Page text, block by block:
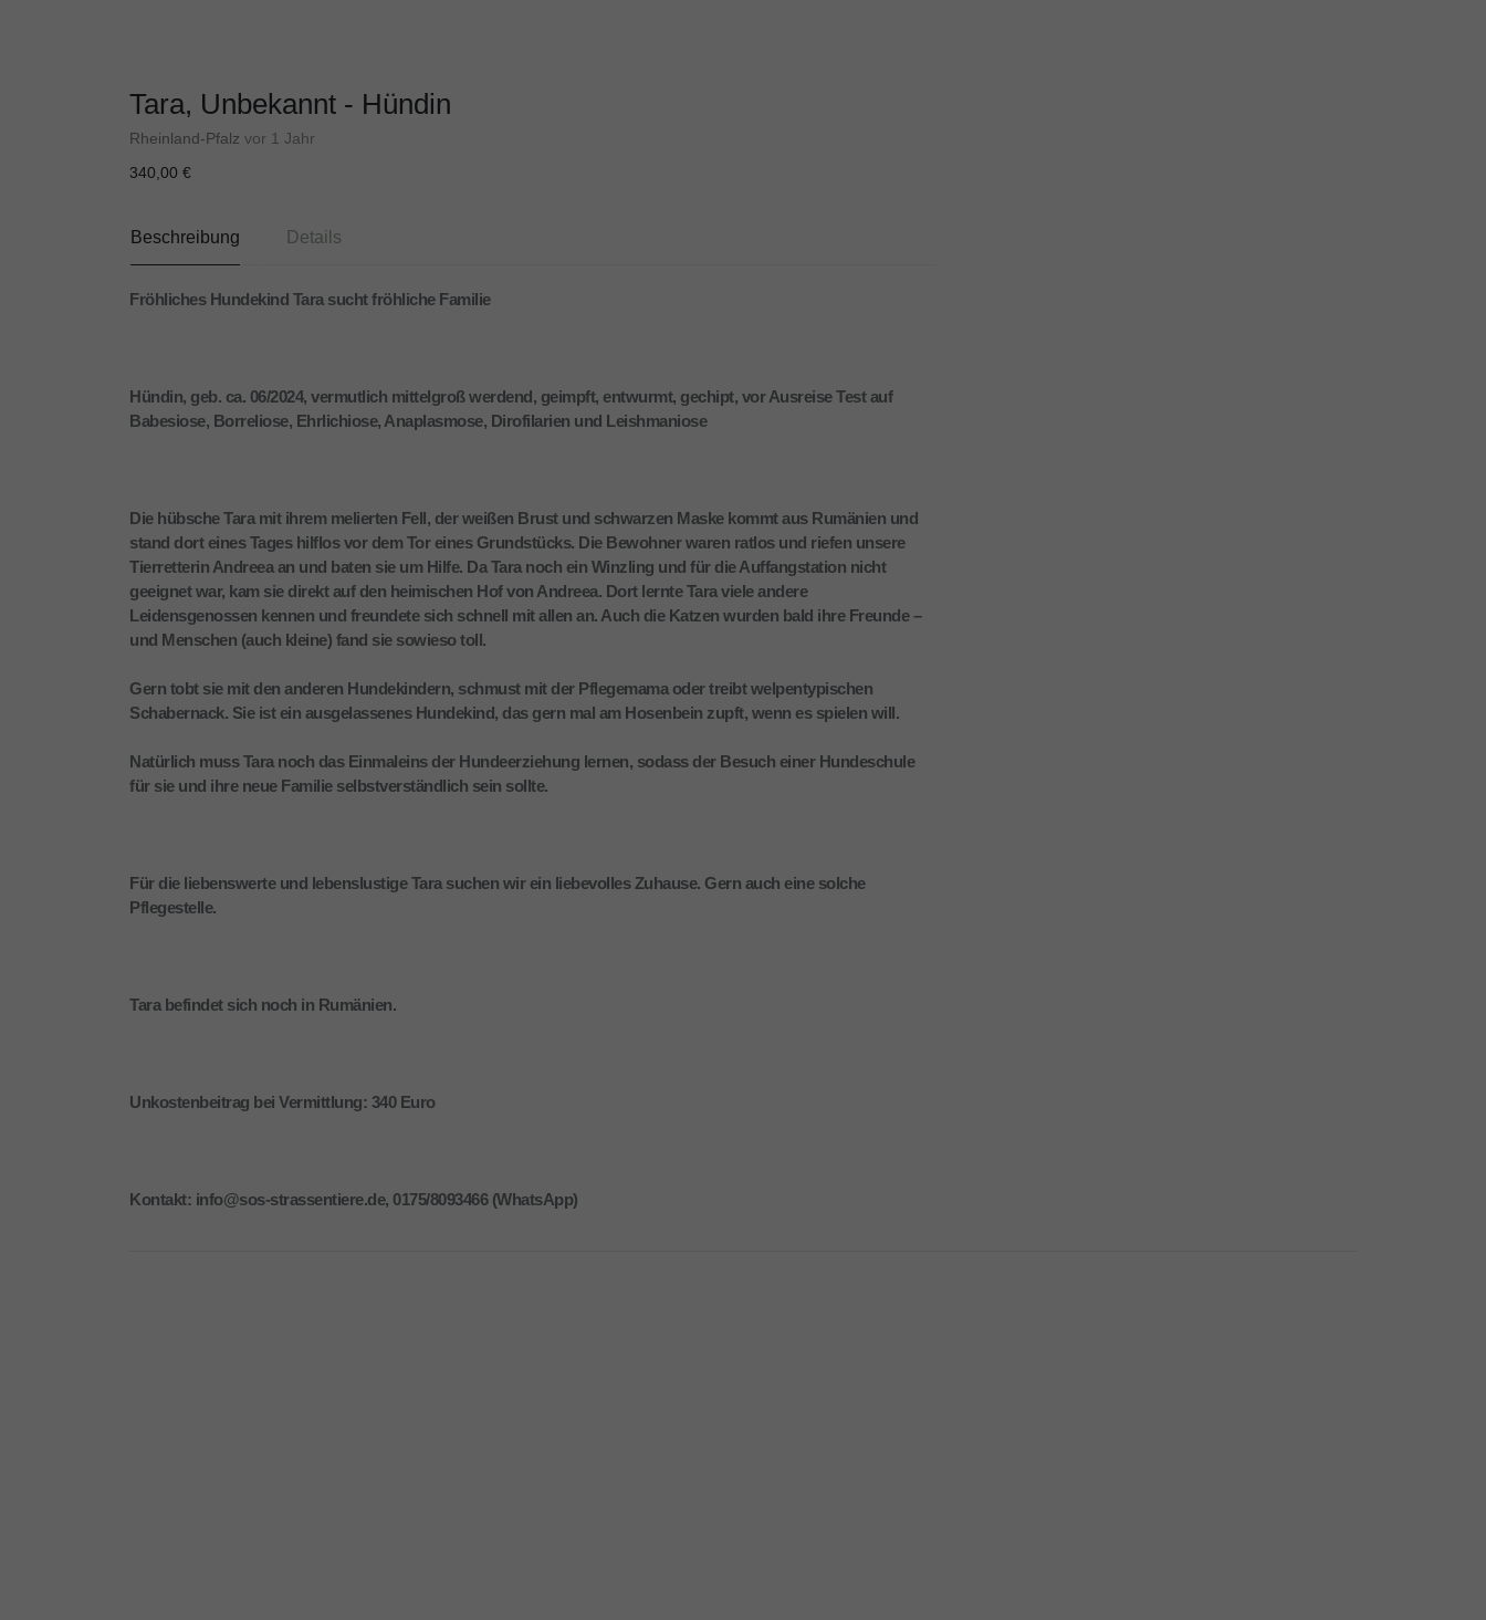
Tara, Unbekannt - Hündin
Rheinland-Pfalz vor 1 Jahr
340,00 €
Beschreibung Details
Fröhliches Hundekind Tara sucht fröhliche Familie
Hündin, geb. ca. 06/2024, vermutlich mittelgroß werdend, geimpft, entwurmt, gechipt, vor Ausreise Test auf
Babesiose, Borreliose, Ehrlichiose, Anaplasmose, Dirofilarien und Leishmaniose
Die hübsche Tara mit ihrem melierten Fell, der weißen Brust und schwarzen Maske kommt aus Rumänien und
stand dort eines Tages hilflos vor dem Tor eines Grundstücks. Die Bewohner waren ratlos und riefen unsere
Tierretterin Andreea an und baten sie um Hilfe. Da Tara noch ein Winzling und für die Auffangstation nicht
geeignet war, kam sie direkt auf den heimischen Hof von Andreea. Dort lernte Tara viele andere
Leidensgenossen kennen und freundete sich schnell mit allen an. Auch die Katzen wurden bald ihre Freunde –
und Menschen (auch kleine) fand sie sowieso toll.
Gern tobt sie mit den anderen Hundekindern, schmust mit der Pflegemama oder treibt welpentypischen
Schabernack. Sie ist ein ausgelassenes Hundekind, das gern mal am Hosenbein zupft, wenn es spielen will.
Natürlich muss Tara noch das Einmaleins der Hundeerziehung lernen, sodass der Besuch einer Hundeschule
für sie und ihre neue Familie selbstverständlich sein sollte.
Für die liebenswerte und lebenslustige Tara suchen wir ein liebevolles Zuhause. Gern auch eine solche
Pflegestelle.
Tara befindet sich noch in Rumänien.
Unkostenbeitrag bei Vermittlung: 340 Euro
Kontakt: info@sos-strassentiere.de, 0175/8093466 (WhatsApp)